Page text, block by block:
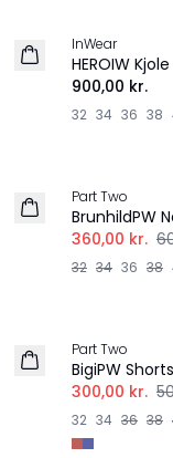
NYHED
InWear
HEROIW Kjole
900,00 kr.
32 34 36 38
Part Two
BrunhildPW
360,00 kr.
32 34 36 38
Part Two
BigiPW Shorts
300,00 kr.
32 34 36 38